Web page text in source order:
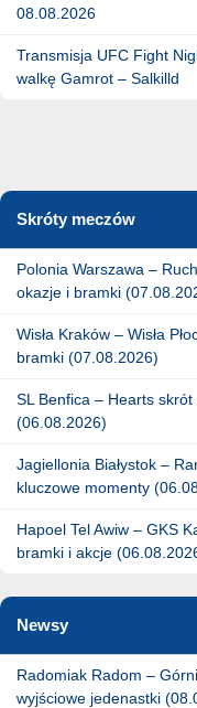
08.08.2026
Transmisja UFC Fight
walkę Gamrot – Salkilld
Skróty meczów
Polonia Warszawa –
okazje i bramki
Wisła Kraków – Wisła
bramki (07.08.2026)
SL Benfica – Hearts
(06.08.2026)
Jagiellonia Białystok –
kluczowe momenty
Hapoel Tel Awiw – GKS
bramki i akcje
Newsy
Radomiak Radom –
wyjściowe jedenastki